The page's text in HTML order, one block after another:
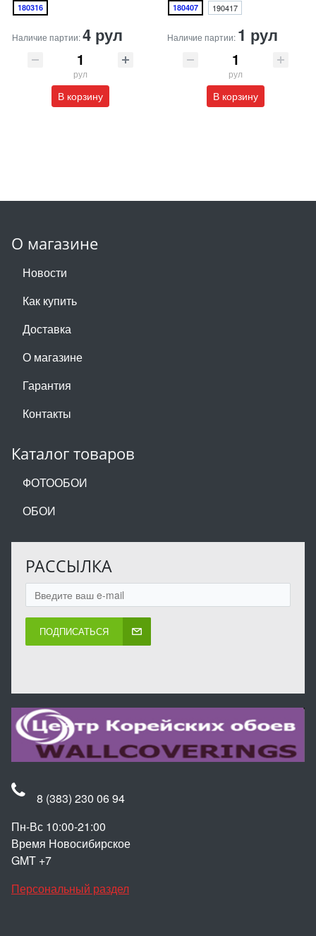
180316
Наличие партии:4 рул
рул
В корзину
180407 190417
Наличие партии: 1 рул
рул
В корзину
О магазине
Новости
Как купить
Доставка
О магазине
Гарантия
Контакты
Каталог товаров
ФОТООБОИ
ОБОИ
РАССЫЛКА
ПОДПИСАТЬСЯ
8 (383) 230 06 94
Пн-Вс 10:00-21:00
Время Новосибирское
GMT +7
Персональный раздел